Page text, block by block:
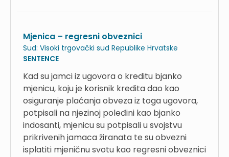
Mjenica – regresni obveznici
Sud: Visoki trgovački sud Republike Hrvatske
SENTENCE
Kad su jamci iz ugovora o kreditu bjanko
mjenicu, koju je korisnik kredita dao kao
osiguranje plaćanja obveza iz toga ugovora,
potpisali na njezinoj poleđini kao bjanko
indosanti, mjenicu su potpisali u svojstvu
prikrivenih jamaca žiranata te su obvezni
isplatiti mjeničnu svotu kao regresni obveznici